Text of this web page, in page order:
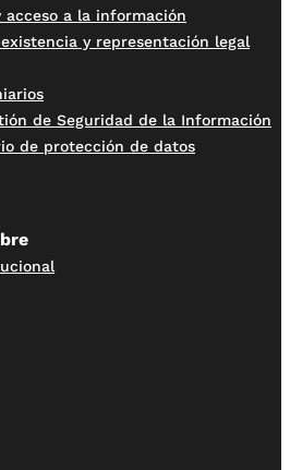
acceso a la información
y representación legal
de Seguridad de la Información
de protección de datos